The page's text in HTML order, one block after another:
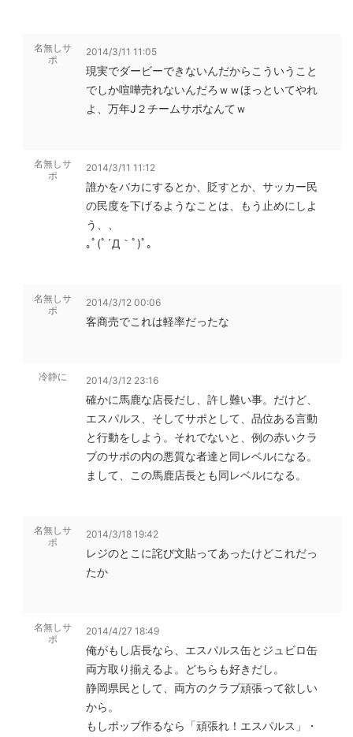
名無しサ
ポ
2014/3/11 11:05
現実でダービーできないんだからこういうこと
でしか喧嘩売れないんだろｗｗほっといてやれ
よ、万年J２チームサポなんてｗ
名無しサ
ポ
2014/3/11 11:12
誰かをバカにするとか、貶すとか、サッカー民
の民度を下げるようなことは、もう止めにしよ
う、、
｡ﾟ(ﾟ´Д｀ﾟ)ﾟ｡
名無しサ
ポ
2014/3/12 00:06
客商売でこれは軽率だったな
冷静に 2014/3/12 23:16
確かに馬鹿な店長だし、許し難い事。だけど、
エスパルス、そしてサポとして、品位ある言動
と行動をしよう。それでないと、例の赤いクラ
ブのサポの内の悪質な者達と同レベルになる。
まして、この馬鹿店長とも同レベルになる。
名無しサ
ポ
2014/3/18 19:42
レジのとこに詫び文貼ってあったけどこれだっ
たか
名無しサ
ポ
2014/4/27 18:49
俺がもし店長なら、エスパルス缶とジュビロ缶
両方取り揃えるよ。どちらも好きだし。
静岡県民として、両方のクラブ頑張って欲しい
から。
もしポップ作るなら「頑張れ！エスパルス」・